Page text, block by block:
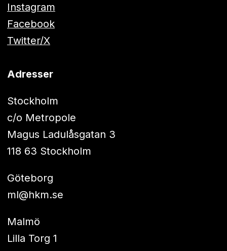
Instagram
Facebook
Twitter/X
Adresser
Stockholm
c/o Metropole
Magus Ladulåsgatan 3
118 63 Stockholm
Göteborg
ml@hkm.se
Malmö
Lilla Torg 1